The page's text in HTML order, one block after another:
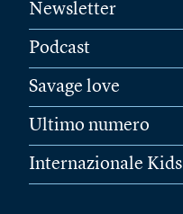
Newsletter
Podcast
Savage love
Ultimo numero
Internazionale Kids